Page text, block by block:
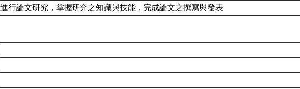
進行論文研究，掌握研究之知識與技能，完成論文之撰寫與發表